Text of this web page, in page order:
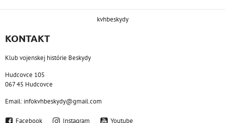
kvhbeskydy
KONTAKT
Klub vojenskej histórie Beskydy
Hudcovce 105
067 45 Hudcovce
Email: infokvhbeskydy@gmail.com
Facebook Instagram Youtube